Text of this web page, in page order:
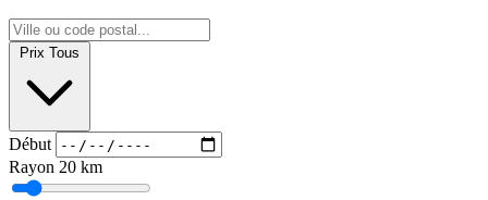
Prix Tous
Début
Rayon 20 km